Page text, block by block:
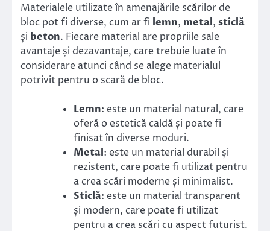
Materialele utilizate în amenajările scărilor de
bloc pot fi diverse, cum ar fi lemn, metal, sticlă
și beton. Fiecare material are propriile sale
avantaje și dezavantaje, care trebuie luate în
considerare atunci când se alege materialul
potrivit pentru o scară de bloc.
Lemn: este un material natural, care
oferă o estetică caldă și poate fi
finisat în diverse moduri.
Metal: este un material durabil și
rezistent, care poate fi utilizat pentru
a crea scări moderne și minimalist.
Sticlă: este un material transparent
și modern, care poate fi utilizat
pentru a crea scări cu aspect futurist.